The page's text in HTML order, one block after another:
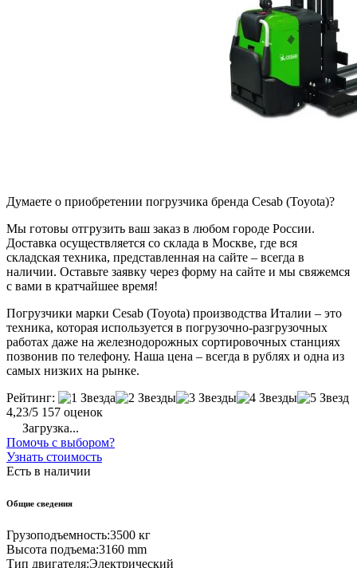
Думаете о приобретении погрузчика бренда Cesab (Toyota)?
Мы готовы отгрузить ваш заказ в любом городе России.
Доставка осуществляется со склада в Москве, где вся
складская техника, представленная на сайте – всегда в
наличии. Оставьте заявку через форму на сайте и мы свяжемся
с вами в кратчайшее время!
Погрузчики марки Cesab (Toyota) производства Италии – это
техника, которая используется в погрузочно-разгрузочных
работах даже на железнодорожных сортировочных станциях
позвонив по телефону. Наша цена – всегда в рублях и одна из
самых низких на рынке.
Рейтинг:
4,23/5 157 оценок
Загрузка...
Помочь с выбором?
Узнать стоимость
Есть в наличии
Общие сведения
Грузоподъемность:3500 кг
Высота подъема:3160 mm
Тип двигателя:Электрический